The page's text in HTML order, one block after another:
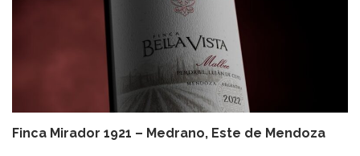
Finca Mirador 1921 – Medrano, Este de Mendoza